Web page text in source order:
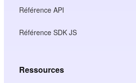
Référence API
Référence SDK JS
Ressources